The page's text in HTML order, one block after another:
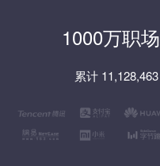
1000万职
累计